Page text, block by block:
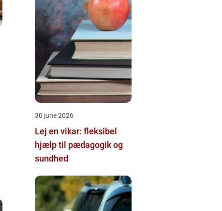
30 june 2026
Lej en vikar: fleksibel
hjælp til pædagogik og
sundhed